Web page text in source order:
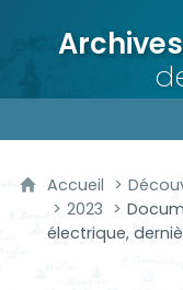
Archives
Accueil
2023
électrique,